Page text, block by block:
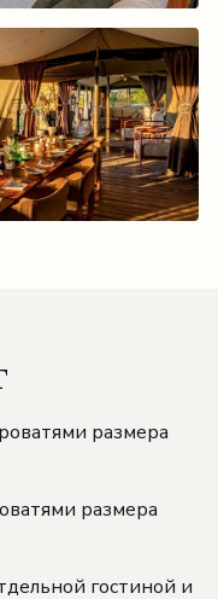
размера
размера
гостиной и